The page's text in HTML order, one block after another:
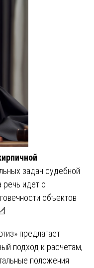
задач судебной
речь идет о
объектов
предлагает
подход к расчетам,
положения